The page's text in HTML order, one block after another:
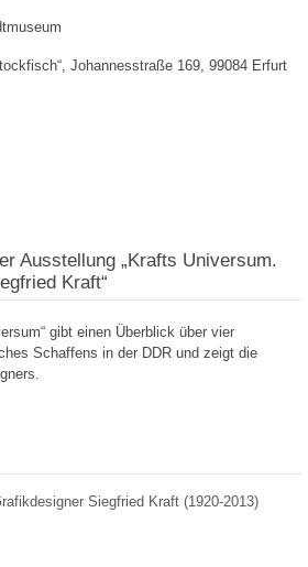
Johannesstraße 169, 99084 Erfurt
Ausstellung „Krafts Universum.
Kraft“
gibt einen Überblick über vier
Schaffens in der DDR und zeigt die
Siegfried Kraft (1920-2013)